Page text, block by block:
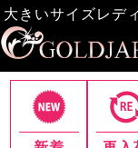
大きいサイズレデ